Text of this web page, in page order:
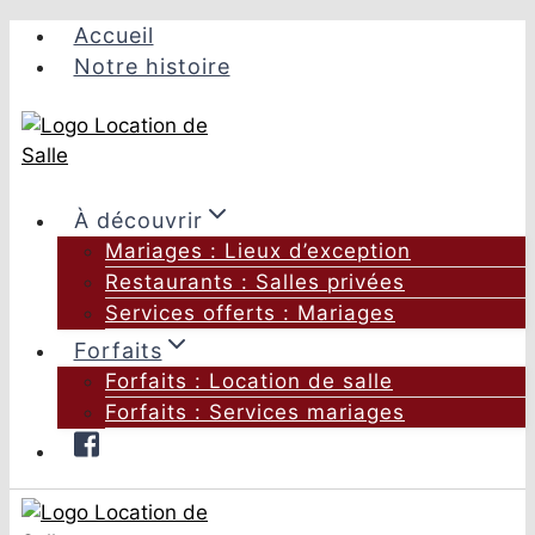
Aller
Accueil
Notre histoire
À découvrir
Mariages : Lieux d’exception
Restaurants : Salles privées
Services offerts : Mariages
Forfaits
Forfaits : Location de salle
Forfaits : Services mariages